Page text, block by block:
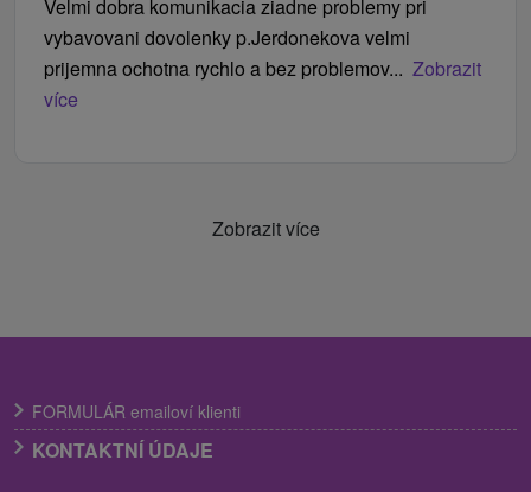
Velmi dobra komunikacia ziadne problemy pri
vybavovani dovolenky p.Jerdonekova velmi
prijemna ochotna rychlo a bez problemov... Zobrazit
více
Zobrazit více
FORMULÁR emailoví klienti
KONTAKTNÍ ÚDAJE